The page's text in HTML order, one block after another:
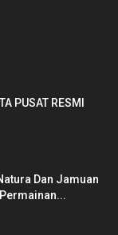
PUSAT RESMI
Dan Jamuan